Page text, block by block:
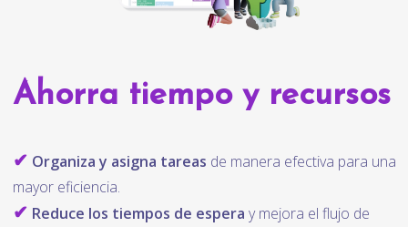
Ahorra tiempo y recursos
✔ Organiza y asigna tareas de manera efectiva para una
mayor eficiencia.
✔ Reduce los tiempos de espera y mejora el flujo de